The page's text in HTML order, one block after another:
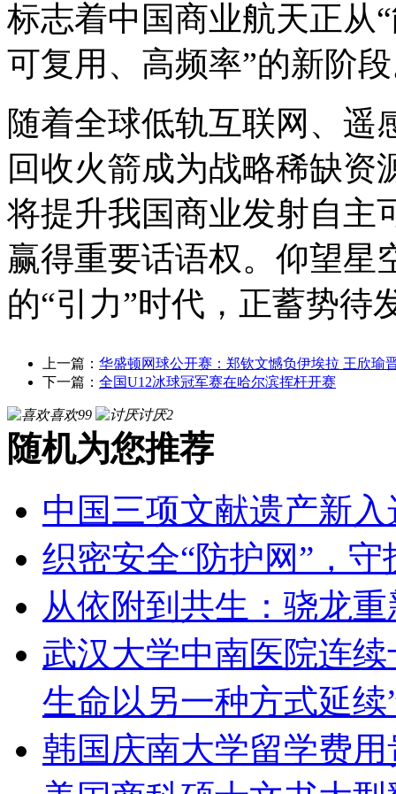
标志着中国商业航天正从
可复用、高频率”的新阶
随着全球低轨互联网、遥
回收火箭成为战略稀缺资
将提升我国商业发射自主
赢得重要话语权。仰望
的“引力”时代，正蓄势待
上一篇： 华盛顿网球公开赛：郑钦文憾负伊埃拉 王欣瑜
下一篇： 全国U12冰球冠军赛在哈尔滨挥杆开赛
喜欢99 讨厌2
随机为您推荐
中国三项文献遗产新
织密安全“防护网”，守
从依附到共生：骁龙
武汉大学中南医院连
生命以另一种方式延续
韩国庆南大学留学费